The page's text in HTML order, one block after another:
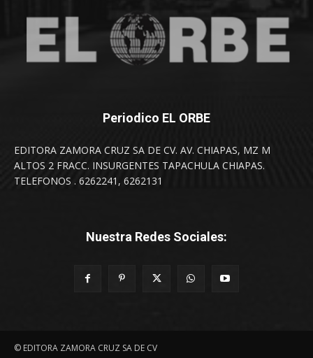
Periodico EL ORBE
EDITORA ZAMORA CRUZ SA DE CV. AV. CHIAPAS, MZ M
ALTOS 2 FRACC. INSURGENTES TAPACHULA CHIAPAS.
TELEFONOS . 6262241, 6262131
Nuestra Redes Sociales:
© EDITORA ZAMORA CRUZ SA DE CV